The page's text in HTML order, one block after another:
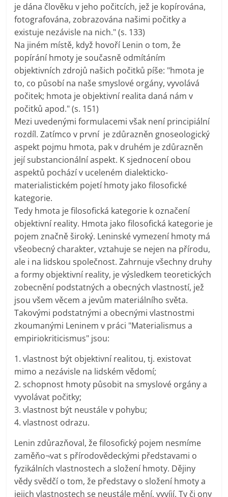
je dána člověku v jeho počitcích, jež je kopírována,
fotografována, zobrazována našimi počitky a
existuje nezávisle na nich." (s. 133)
Na jiném místě, když hovoří Lenin o tom, že
popírání hmoty je současně odmítáním
objektivních zdrojů našich počitků píše: "hmota je
to, co působí na naše smyslové orgány, vyvolává
počitek; hmota je objektivní realita daná nám v
počitků apod." (s. 151)
Mezi uvedenými formulacemi však není principiální
rozdíl. Zatímco v první je zdůrazněn gnoseologický
aspekt pojmu hmota, pak v druhém je zdůrazněn
její substancionální aspekt. K sjednocení obou
aspektů pochází v uceleném dialekticko-
materialistickém pojetí hmoty jako filosofické
kategorie.
Tedy hmota je filosofická kategorie k označení
objektivní reality. Hmota jako filosofická kategorie je
pojem značně široký. Leninské vymezení hmoty má
všeobecný charakter, vztahuje se nejen na přírodu,
ale i na lidskou společnost. Zahrnuje všechny druhy
a formy objektivní reality, je výsledkem teoretických
zobecnění podstatných a obecných vlastností, jež
jsou všem věcem a jevům materiálního světa.
Takovými podstatnými a obecnými vlastnostmi
zkoumanými Leninem v práci "Materialismus a
empiriokriticismus" jsou:
1. vlastnost být objektivní realitou, tj. existovat
mimo a nezávisle na lidském vědomí;
2. schopnost hmoty působit na smyslové orgány a
vyvolávat počitky;
3. vlastnost být neustále v pohybu;
4. vlastnost odrazu.
Lenin zdůrazňoval, že filosofický pojem nesmíme
zaměňo¬vat s přírodovědeckými představami o
fyzikálních vlastnostech a složení hmoty. Dějiny
vědy svědčí o tom, že představy o složení hmoty a
jejich vlastnostech se neustále mění, vyvíjí. Ty či ony